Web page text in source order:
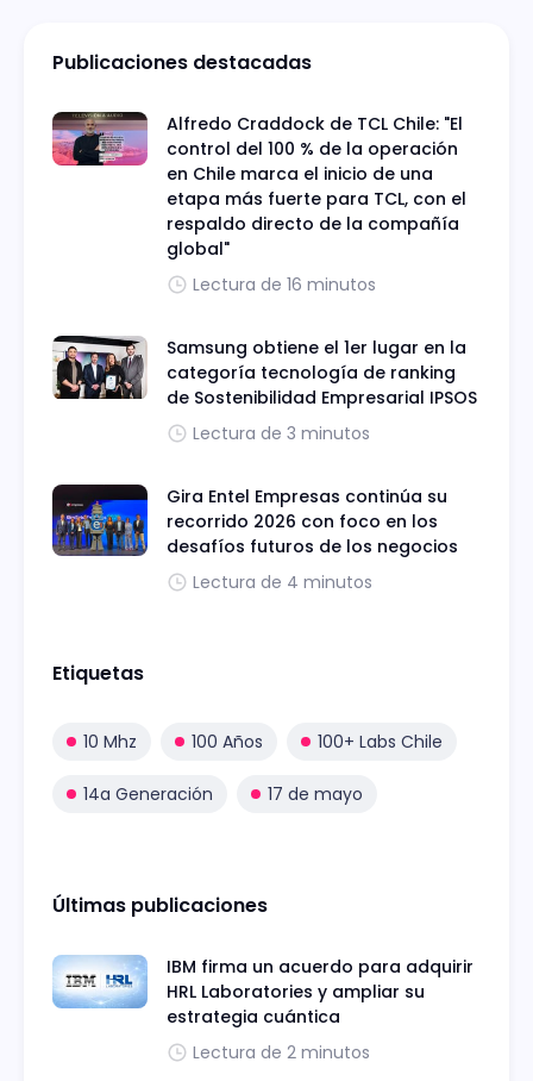
Publicaciones destacadas
Alfredo Craddock de TCL Chile: "El
control del 100 % de la operación
en Chile marca el inicio de una
etapa más fuerte para TCL, con el
respaldo directo de la compañía
global"
Lectura de 16 minutos
Samsung obtiene el 1er lugar en la
categoría tecnología de ranking
de Sostenibilidad Empresarial IPSOS
Lectura de 3 minutos
Gira Entel Empresas continúa su
recorrido 2026 con foco en los
desafíos futuros de los negocios
Lectura de 4 minutos
Etiquetas
10 Mhz 100 Años 100+ Labs Chile
14a Generación 17 de mayo
Últimas publicaciones
IBM firma un acuerdo para adquirir
HRL Laboratories y ampliar su
estrategia cuántica
Lectura de 2 minutos